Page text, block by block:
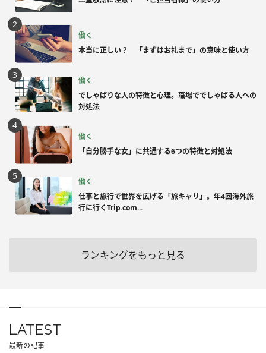
働く
本当に正しい？ 「まずはお礼まで」の意味と使い方
働く
でしゃばりな人の特徴と心理。職場ででしゃばる人への
対処法
働く
「自分勝手な女」に共通する6つの特徴と対処法
働く
仕事と旅行で世界を広げる「旅キャリ」。年4回海外旅
行に行くTrip.com...
ランキングをもっと見る
LATEST
最新の記事